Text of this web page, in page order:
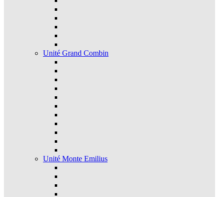
Unité Grand Combin
Unité Monte Emilius